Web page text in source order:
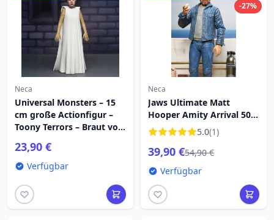
Neca
Universal Monsters – 15
cm große Actionfigur –
Toony Terrors – Braut von
23,90 €
Verfügbar
-27%
Neca
Jaws Ultimate Matt
Hooper Amity Arrival 50.
Jubiläum 18 cm Figur
5.0(1)
39,90 €54,90 €
Verfügbar